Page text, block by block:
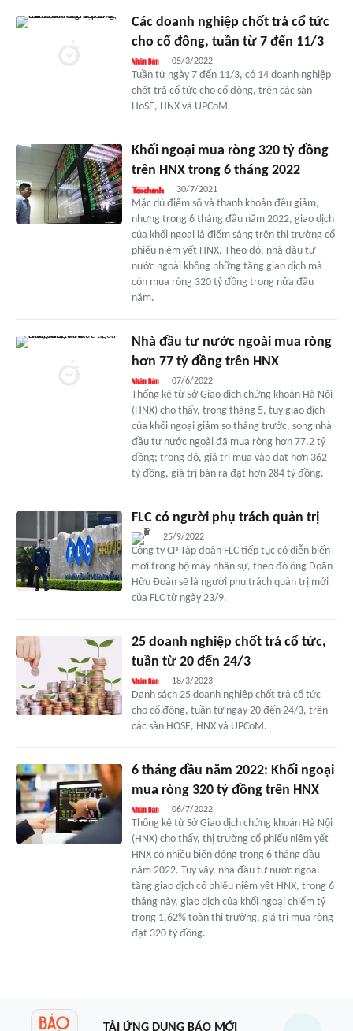
Các doanh nghiệp chốt trả cổ tức
cho cổ đông, tuần từ 7 đến 11/3
05/3/2022
Tuần từ ngày 7 đến 11/3, có 14 doanh nghiệp
chốt trả cổ tức cho cổ đông, trên các sàn
HoSE, HNX và UPCoM.
Khối ngoại mua ròng 320 tỷ đồng
trên HNX trong 6 tháng 2022
30/7/2021
Mặc dù điểm số và thanh khoản đều giảm,
nhưng trong 6 tháng đầu năm 2022, giao dịch
của khối ngoại là điểm sáng trên thị trường cổ
phiếu niêm yết HNX. Theo đó, nhà đầu tư
nước ngoài không những tăng giao dịch mà
còn mua ròng 320 tỷ đồng trong nửa đầu
năm.
Nhà đầu tư nước ngoài mua ròng
hơn 77 tỷ đồng trên HNX
07/6/2022
Thống kê từ Sở Giao dịch chứng khoán Hà Nội
(HNX) cho thấy, trong tháng 5, tuy giao dịch
của khối ngoại giảm so tháng trước, song nhà
đầu tư nước ngoài đã mua ròng hơn 77,2 tỷ
đồng; trong đó, giá trị mua vào đạt hơn 362
tỷ đồng, giá trị bán ra đạt hơn 284 tỷ đồng.
FLC có người phụ trách quản trị
25/9/2022
Công ty CP Tập đoàn FLC tiếp tục có diễn biến
mới trong bộ máy nhân sự, theo đó ông Doãn
Hữu Đoàn sẽ là người phụ trách quản trị mới
của FLC từ ngày 23/9.
25 doanh nghiệp chốt trả cổ tức,
tuần từ 20 đến 24/3
18/3/2023
Danh sách 25 doanh nghiệp chốt trả cổ tức
cho cổ đông, tuần từ ngày 20 đến 24/3, trên
các sàn HOSE, HNX và UPCoM.
6 tháng đầu năm 2022: Khối ngoại
mua ròng 320 tỷ đồng trên HNX
06/7/2022
Thống kê từ Sở Giao dịch chứng khoán Hà Nội
(HNX) cho thấy, thị trường cổ phiếu niêm yết
HNX có nhiều biến động trong 6 tháng đầu
năm 2022. Tuy vậy, nhà đầu tư nước ngoài
tăng giao dịch cổ phiếu niêm yết HNX, trong 6
tháng này, giao dịch của khối ngoại chiếm tỷ
trọng 1,62% toàn thị trường, giá trị mua ròng
đạt 320 tỷ đồng.
TẢI ỨNG DỤNG BÁO MỚI